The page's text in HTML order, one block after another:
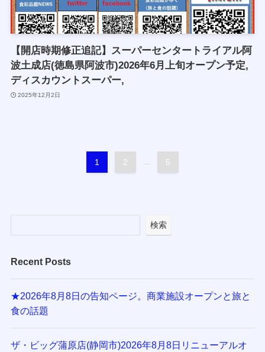
【開店時期修正追記】スーパーセンタートライアル阿
波土成店(徳島県阿波市)2026年6月上旬オープン予定,
ディスカウントスーパー,
2025年12月2日
1 2 ... 5
検索
Recent Posts
★2026年8月8日の告知ページ。商業施設オープンと旅と
食の話題
ザ・ビッグ蒲原店(静岡市)2026年8月8日リニューアルオ